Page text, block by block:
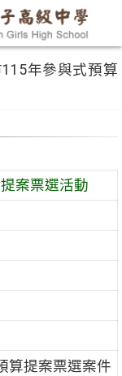
年參與式預算
案票選活動
算提案票選案件